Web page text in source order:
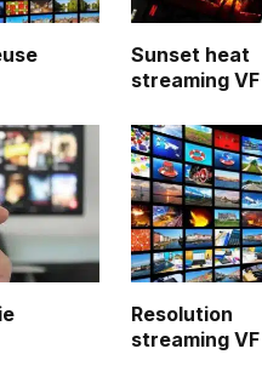
Sunset heat
streaming VF
Resolution
streaming VF